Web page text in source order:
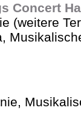
Concert
(weitere